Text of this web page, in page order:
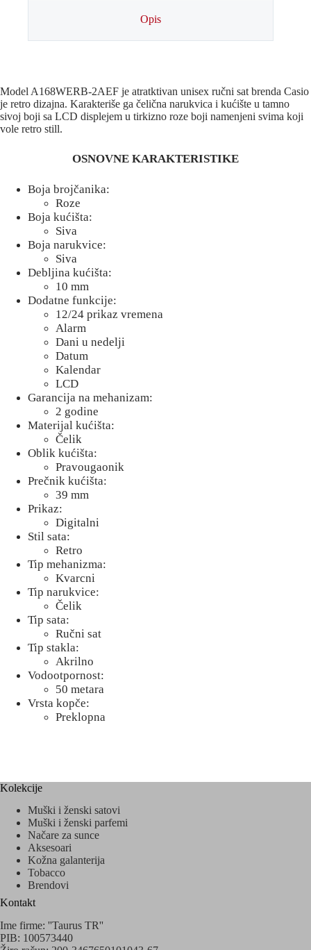
Opis
Model A168WERB-2AEF je atratktivan unisex ručni sat brenda Casio
je retro dizajna. Karakteriše ga čelična narukvica i kućište u tamno
sivoj boji sa LCD displejem u tirkizno roze boji namenjeni svima koji
vole retro still.
OSNOVNE KARAKTERISTIKE
Boja brojčanika:
Roze
Boja kućišta:
Siva
Boja narukvice:
Siva
Debljina kućišta:
10 mm
Dodatne funkcije:
12/24 prikaz vremena
Alarm
Dani u nedelji
Datum
Kalendar
LCD
Garancija na mehanizam:
2 godine
Materijal kućišta:
Čelik
Oblik kućišta:
Pravougaonik
Prečnik kućišta:
39 mm
Prikaz:
Digitalni
Stil sata:
Retro
Tip mehanizma:
Kvarcni
Tip narukvice:
Čelik
Tip sata:
Ručni sat
Tip stakla:
Akrilno
Vodootpornost:
50 metara
Vrsta kopče:
Preklopna
Kolekcije
Muški i ženski satovi
Muški i ženski parfemi
Načare za sunce
Aksesoari
Kožna galanterija
Tobacco
Brendovi
Kontakt
Ime firme: ''Taurus TR''
PIB: 100573440